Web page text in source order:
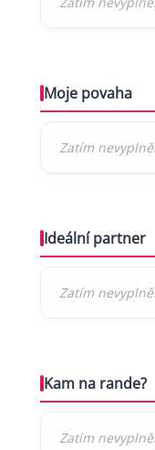
Moje povaha
Ideální partner
Kam na rande?